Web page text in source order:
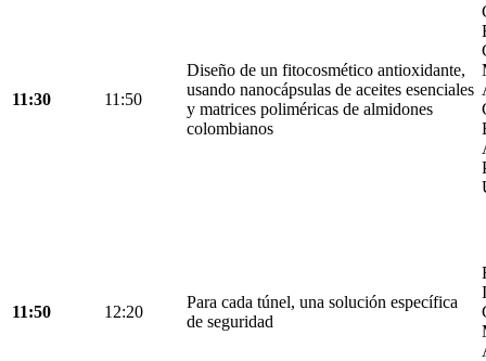
11:30 11:50
Diseño de un fitocosmético antioxidante,
usando nanocápsulas de aceites esenciales
y matrices poliméricas de almidones
colombianos
11:50 12:20
Para cada túnel, una solución específica
de seguridad